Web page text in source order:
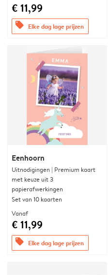
€ 11,99
offers Elke dag lage prijzen
Eenhoorn
Uitnodigingen | Premium kaart
met keuze uit 3
papierafwerkingen
Set van 10 kaarten
Vanaf
€ 11,99
offers Elke dag lage prijzen